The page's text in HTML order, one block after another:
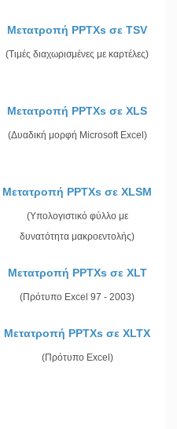
Μετατροπή PPTXs σε TSV
(Τιμές διαχωρισμένες με καρτέλες)
Μετατροπή PPTXs σε XLS
(Δυαδική μορφή Microsoft Excel)
Μετατροπή PPTXs σε XLSM
(Υπολογιστικό φύλλο με
δυνατότητα μακροεντολής)
Μετατροπή PPTXs σε XLT
(Πρότυπο Excel 97 - 2003)
Μετατροπή PPTXs σε XLTX
(Πρότυπο Excel)